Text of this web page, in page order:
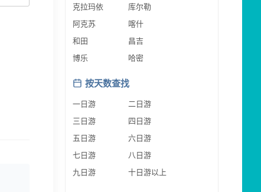
克拉玛依
库尔勒
阿克苏
喀什
和田
昌吉
博乐
哈密
按天数查找
一日游
二日游
三日游
四日游
五日游
六日游
七日游
八日游
九日游
十日游以上